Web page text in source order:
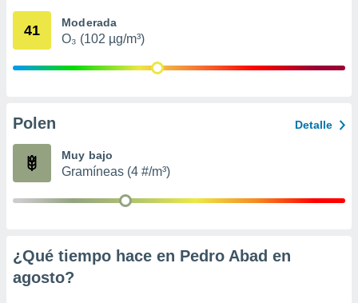
mediante
publicidad
de
41 Moderada
O₃ (102 µg/m³)
Polen Detalle
Muy bajo
Gramíneas (4 #/m³)
¿Qué tiempo hace en Pedro Abad en
agosto?